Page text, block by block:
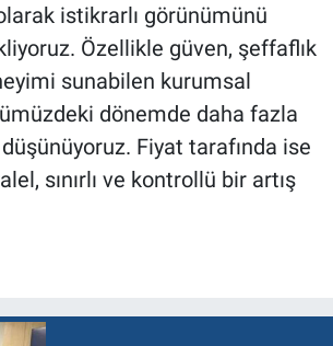
istikrarlı görünümünü
Özellikle güven, şeffaflık
sunabilen kurumsal
dönemde daha fazla
düşünüyoruz. Fiyat tarafında ise
sınırlı ve kontrollü bir artış